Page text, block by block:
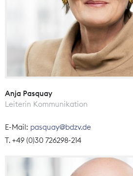
Anja Pasquay
Leiterin Kommunikation
E-Mail: pasquay@bdzv.de
T. +49 (0)30 726298-214